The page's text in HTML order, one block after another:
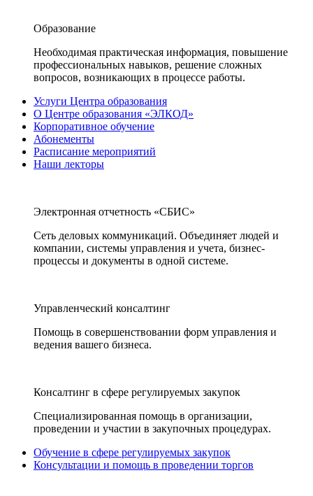
Образование
Необходимая практическая информация, повышение
профессиональных навыков, решение сложных
вопросов, возникающих в процессе работы.
Услуги Центра образования
О Центре образования «ЭЛКОД»
Корпоративное обучение
Абонементы
Расписание мероприятий
Наши лекторы
Электронная отчетность «СБИС»
Сеть деловых коммуникаций. Объединяет людей и
компании, системы управления и учета, бизнес-
процессы и документы в одной системе.
Управленческий консалтинг
Помощь в совершенствовании форм управления и
ведения вашего бизнеса.
Консалтинг в сфере регулируемых закупок
Специализированная помощь в организации,
проведении и участии в закупочных процедурах.
Обучение в сфере регулируемых закупок
Консультации и помощь в проведении торгов